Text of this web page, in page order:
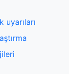
uyarıları